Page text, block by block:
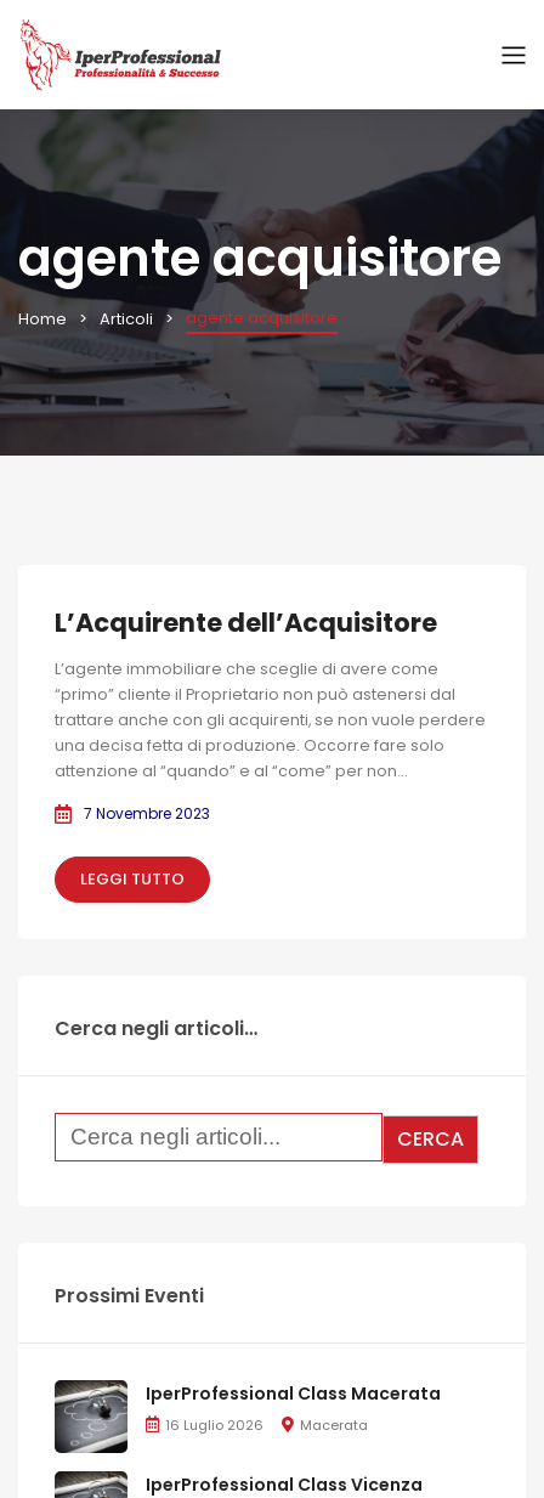
agente acquisitore
Home Articoli agente acquisitore
L’Acquirente dell’Acquisitore
L’agente immobiliare che sceglie di avere come
“primo” cliente il Proprietario non può astenersi dal
trattare anche con gli acquirenti, se non vuole perdere
una decisa fetta di produzione. Occorre fare solo
attenzione al “quando” e al “come” per non...
7 Novembre 2023
LEGGI TUTTO
Cerca negli articoli…
Prossimi Eventi
IperProfessional Class Macerata
16 Luglio 2026 Macerata
IperProfessional Class Vicenza